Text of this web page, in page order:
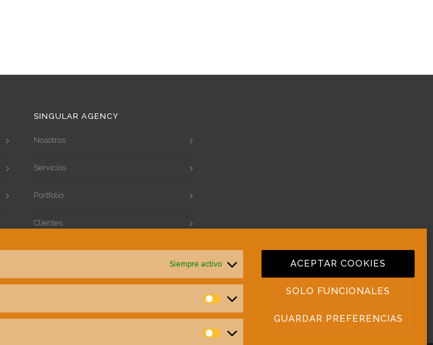
Siempre activo
Preferencias
Estadísticas
ACEPTAR COOKIES
SOLO FUNCIONALES
GUARDAR PREFERENCIAS
SINGULAR AGENCY
Nosotros
Servicios
Portfolio
Clientes
Contacto